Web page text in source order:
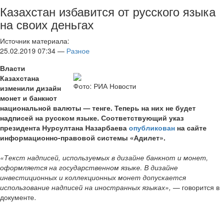
Казахстан избавится от русского языка
на своих деньгах
Источник материала:
25.02.2019 07:34 — Разное
Фото: РИА Новости
Власти
Казахстана
изменили дизайн
монет и банкнот
национальной валюты — тенге. Теперь на них не будет
надписей на русском языке. Соответствующий указ
президента Нурсултана Назарбаева опубликован на сайте
информационно-правовой системы «Адилет».
«Текст надписей, используемых в дизайне банкнот и монет,
оформляется на государственном языке. В дизайне
инвестиционных и коллекционных монет допускается
использование надписей на иностранных языках», — говорится в
документе.